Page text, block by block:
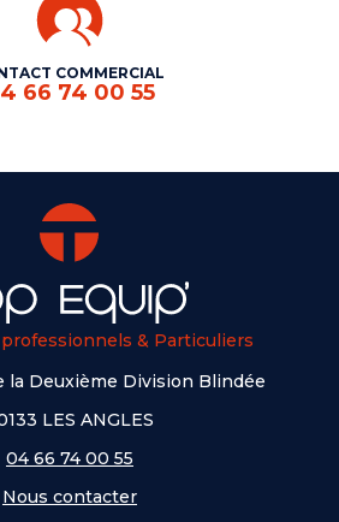
COMMERCIAL
66 74 00 55
& Particuliers
la Deuxième Division Blindée
LES ANGLES
04 66 74 00 55
Nous contacter